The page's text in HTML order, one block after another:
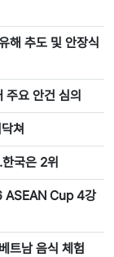
해 추도 및 안장식
요 안건 심의
쳐
국은 2위
ASEAN Cup 4강
트남 음식 체험